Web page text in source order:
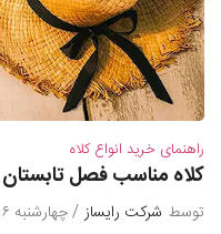
راهنمای خرید انواع کلاه
کلاه مناسب فصل تابستان
توسط شرکت رایساز / چهارشنبه ۱۶ خرداد ۱۴۰۳